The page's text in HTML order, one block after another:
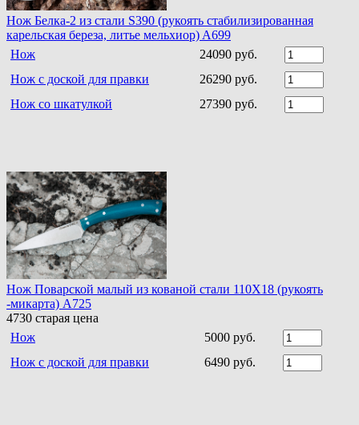
Нож Белка-2 из стали S390 (рукоять стабилизированная
карельская береза, литье мельхиор) A699
Нож
24090 руб.
Нож с доской для правки
26290 руб.
Нож со шкатулкой
27390 руб.
Нож Поварской малый из кованой стали 110Х18 (рукоять
-микарта) A725
4730 старая цена
Нож
5000 руб.
Нож с доской для правки
6490 руб.